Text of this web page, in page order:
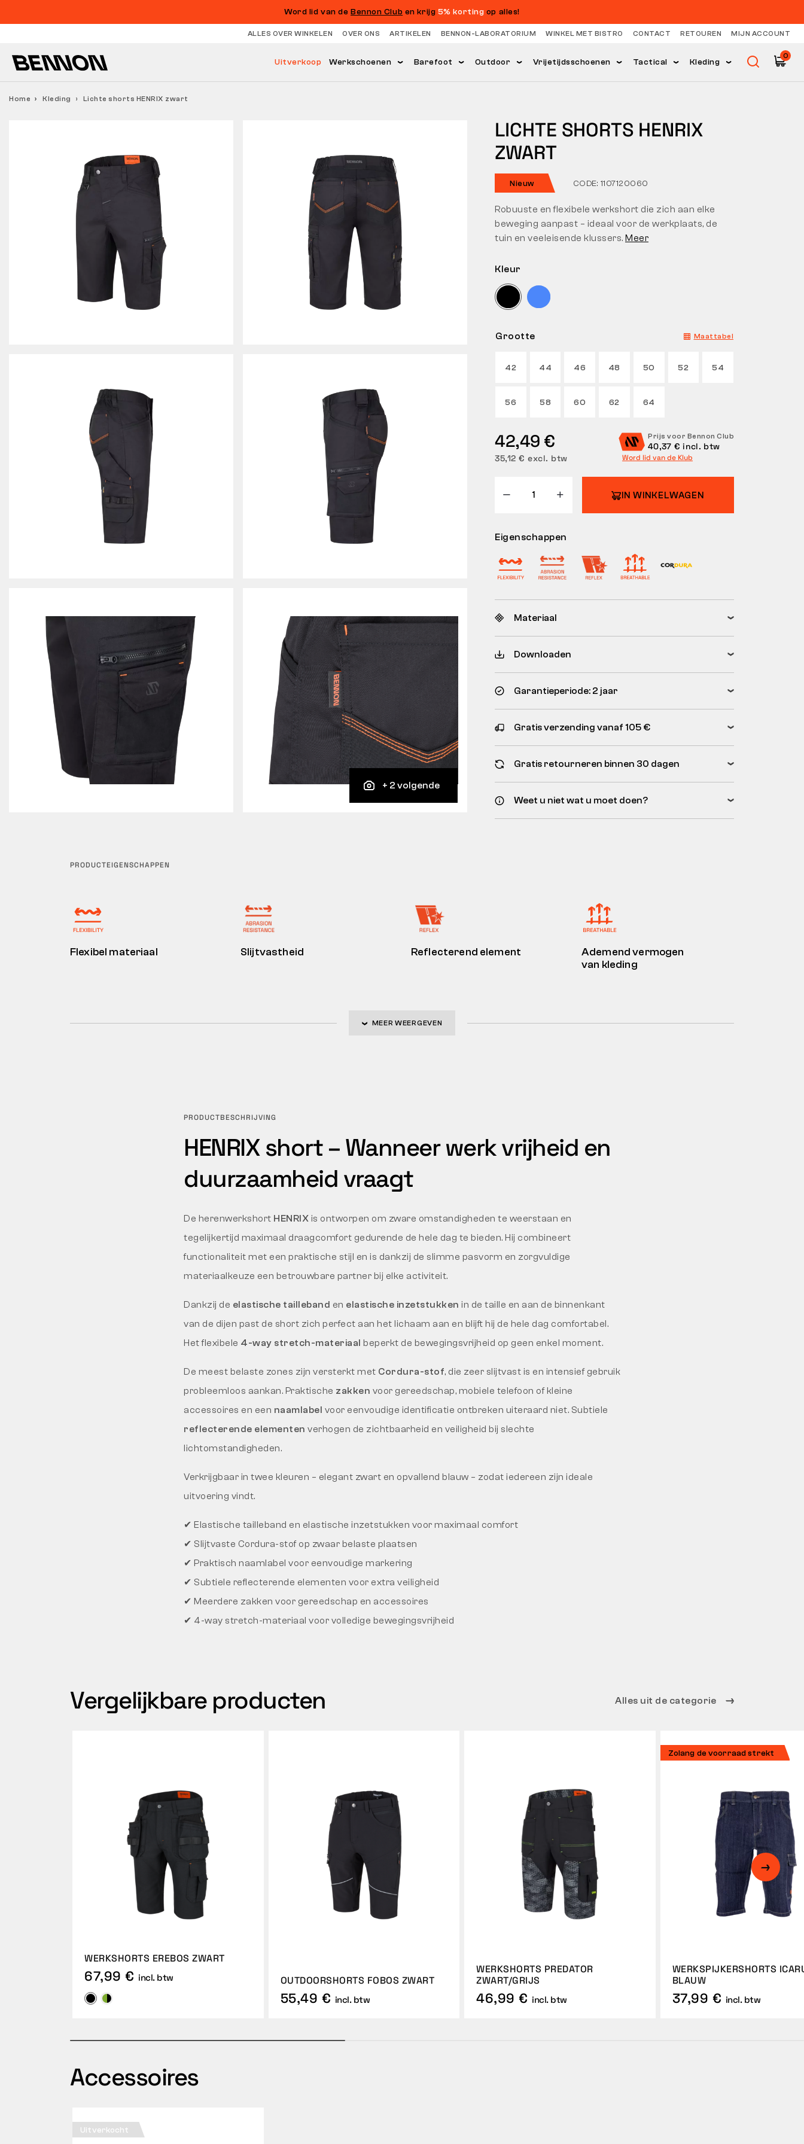
Word lid van de Bennon Club en krijg 5% korting op alles!
ALLES OVER WINKELEN OVER ONS ARTIKELEN BENNON-LABORATORIUM WINKEL MET BISTRO CONTACT RETOUREN MIJN ACCOUNT
Uitverkoop Werkschoenen Barefoot Outdoor Vrijetijdsschoenen Tactical Kleding
0
Home Kleding Lichte shorts HENRIX zwart
+ 2 volgende
LICHTE SHORTS HENRIX
ZWART
Nieuw CODE: 1107120060
Kleur
Grootte Maattabel
42 44 46 48 50 52 54
56 58 60 62 64
42,49 €
35,12 € excl. btw
Prijs voor Bennon Club
40,37 € incl. btw
Word lid van de Klub
IN WINKELWAGEN
Eigenschappen
Robuuste en flexibele werkshort die zich aan elke
beweging aanpast – ideaal voor de werkplaats, de
tuin en veeleisende klussers. Meer
Materiaal
Downloaden
Garantieperiode: 2 jaar
Gratis verzending vanaf 105 €
Gratis retourneren binnen 30 dagen
Weet u niet wat u moet doen?
PRODUCTEIGENSCHAPPEN
Flexibel materiaal Slijtvastheid Reflecterend element
Ademend vermogen
van kleding
MEER WEERGEVEN
PRODUCTBESCHRIJVING
HENRIX short – Wanneer werk vrijheid en
duurzaamheid vraagt
De herenwerkshort HENRIX is ontworpen om zware omstandigheden te weerstaan en
tegelijkertijd maximaal draagcomfort gedurende de hele dag te bieden. Hij combineert
functionaliteit met een praktische stijl en is dankzij de slimme pasvorm en zorgvuldige
materiaalkeuze een betrouwbare partner bij elke activiteit.
Dankzij de elastische tailleband en elastische inzetstukken in de taille en aan de binnenkant
van de dijen past de short zich perfect aan het lichaam aan en blijft hij de hele dag comfortabel.
Het flexibele 4-way stretch-materiaal beperkt de bewegingsvrijheid op geen enkel moment.
De meest belaste zones zijn versterkt met Cordura-stof, die zeer slijtvast is en intensief gebruik
probleemloos aankan. Praktische zakken voor gereedschap, mobiele telefoon of kleine
accessoires en een naamlabel voor eenvoudige identificatie ontbreken uiteraard niet. Subtiele
reflecterende elementen verhogen de zichtbaarheid en veiligheid bij slechte
lichtomstandigheden.
Verkrijgbaar in twee kleuren – elegant zwart en opvallend blauw – zodat iedereen zijn ideale
uitvoering vindt.
✔ Elastische tailleband en elastische inzetstukken voor maximaal comfort
✔ Slijtvaste Cordura-stof op zwaar belaste plaatsen
✔ Praktisch naamlabel voor eenvoudige markering
✔ Subtiele reflecterende elementen voor extra veiligheid
✔ Meerdere zakken voor gereedschap en accessoires
✔ 4-way stretch-materiaal voor volledige bewegingsvrijheid
Vergelijkbare producten Alles uit de categorie
WERKSHORTS EREBOS ZWART
67,99 € incl. btw OUTDOORSHORTS FOBOS ZWART
55,49 € incl. btw
WERKSHORTS PREDATOR
ZWART/GRIJS
46,99 € incl. btw
Zolang de voorraad strekt
WERKSPIJKERSHORTS
BLAUW
37,99 € incl. btw
Accessoires
Uitverkocht